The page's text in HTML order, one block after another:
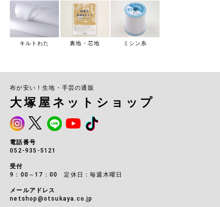
キルトわた 裏地・芯地 ミシン糸
布が安い！生地・手芸の通販
大塚屋ネットショップ
電話番号
052-935-5121
受付
9：00～17：00 定休日：毎週木曜日
メールアドレス
netshop@otsukaya.co.jp